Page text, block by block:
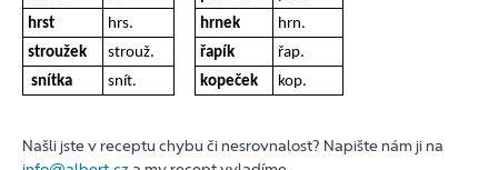
hrst
hrs. hrnek
hrn.
stroužek
strouž. řapík
řap.
snítka
snít. kopeček kop.
Našli jste v receptu chybu či nesrovnalost? Napište nám ji na